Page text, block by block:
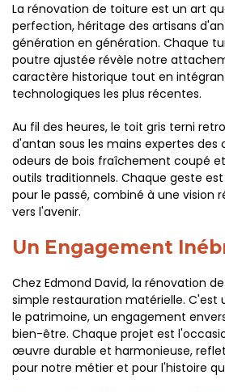
La rénovation de toiture est un art
perfection, héritage des artisans
génération en génération. Chaque
poutre ajustée révèle notre
caractère historique tout en
technologiques les plus récentes.
Au fil des heures, le toit gris terni
d'antan sous les mains expertes des
odeurs de bois fraîchement coupé
outils traditionnels. Chaque geste
pour le passé, combiné à une vision
vers l'avenir.
Un Engagement
Chez Edmond David, la rénovation
simple restauration matérielle. C'est
le patrimoine, un engagement
bien-être. Chaque projet est
œuvre durable et harmonieuse,
pour notre métier et pour l'histoire